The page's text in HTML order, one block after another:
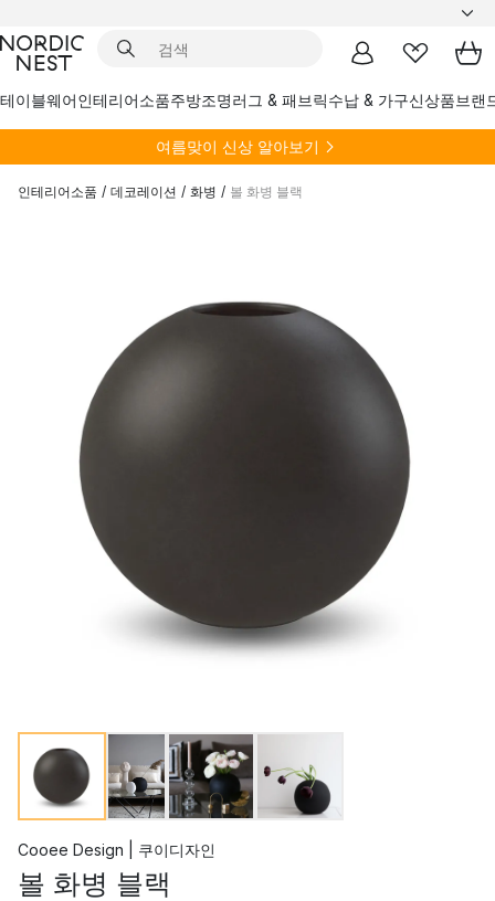
테이블웨어인테리어소품주방조명러그 & 패브릭수납 & 가구신상품브랜
여름맞이 신상 알아보기
인테리어소품 / 데코레이션 / 화병 / 볼 화병 블랙
Cooee Design | 쿠이디자인
볼 화병 블랙